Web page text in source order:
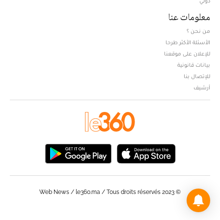
معلومات عنا
من نحن ؟
الأسئلة الأكثر طرحا
للإعلان على موقعنا
بيانات قانونية
للإتصال بنا
أرشيف
© Web News / le360.ma / Tous droits réservés 2023